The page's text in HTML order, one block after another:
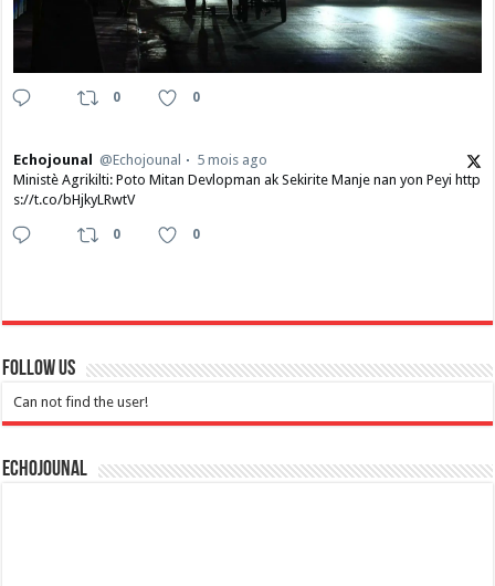
0 0
Echojounal @Echojounal
5 mois ago
Ministè Agrikilti: Poto Mitan Devlopman ak Sekirite Manje nan yon Peyi http
s://t.co/bHjkyLRwtV
0 0
Follow Us
Can not find the user!
Echojounal